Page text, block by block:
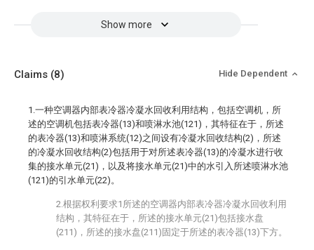
Show more
Claims (8) Hide Dependent
1.一种空调器内部表冷器冷凝水回收利用结构，包括空调机，所
述的空调机包括表冷器(13)和喷淋水池(121)，其特征在于，所述
的表冷器(13)和喷淋系统(12)之间设有冷凝水回收结构(2)，所述
的冷凝水回收结构(2)包括用于对所述表冷器(13)的冷凝水进行收
集的接水单元(21)，以及将接水单元(21)中的水引入所述喷淋水池
(121)的引水单元(22)。
2.根据权利要求1所述的空调器内部表冷器冷凝水回收利用
结构，其特征在于，所述的接水单元(21)包括接水盘
(211)，所述的接水盘(211)固定于所述的表冷器(13)下方。